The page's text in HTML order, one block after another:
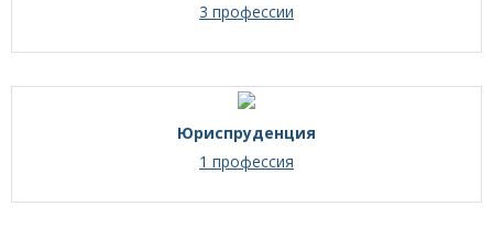
3 профессии
Юриспруденция
1 профессия